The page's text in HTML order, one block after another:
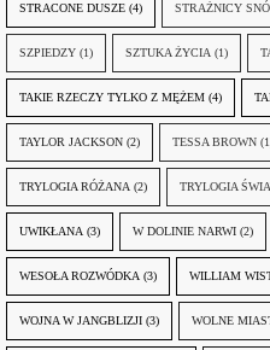
STRACONE DUSZE (4) STRAŻNICY
SZPIEDZY (1) SZTUKA ŻYCIA (1)
TAKIE RZECZY TYLKO Z MĘŻEM (4)
TAYLOR JACKSON (2) TESSA BROWN
TRYLOGIA RÓŻANA (2) TRYLOGIA
UWIKŁANA (3) W DOLINIE NARWI (2)
WESOŁA ROZWÓDKA (3) WILLIAM
WOJNA W JANGBLIZJI (3) WOLNE